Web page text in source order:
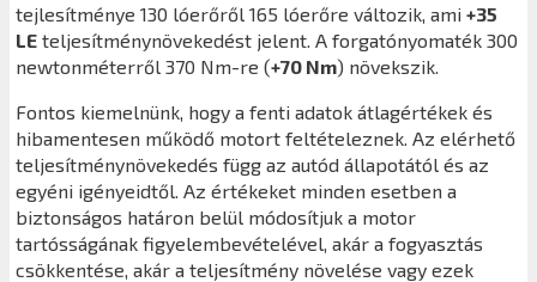
tejlesítménye 130 lóerőről 165 lóerőre változik, ami +35
LE teljesítménynövekedést jelent. A forgatónyomaték 300
newtonméterről 370 Nm-re (+70 Nm) növekszik.
Fontos kiemelnünk, hogy a fenti adatok átlagértékek és
hibamentesen működő motort feltételeznek. Az elérhető
teljesítménynövekedés függ az autód állapotától és az
egyéni igényeidtől. Az értékeket minden esetben a
biztonságos határon belül módosítjuk a motor
tartósságának figyelembevételével, akár a fogyasztás
csökkentése, akár a teljesítmény növelése vagy ezek